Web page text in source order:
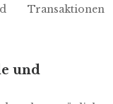
Transaktionen
und